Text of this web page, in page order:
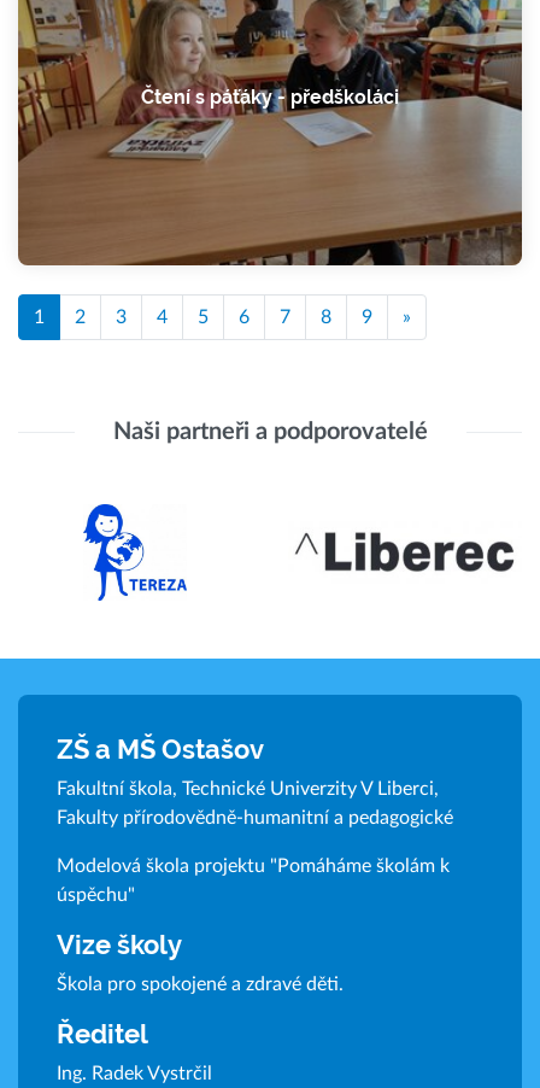
Čtení s páťáky - předškoláci
1 2 3 4 5 6 7 8 9 »
Naši partneři a podporovatelé
ZŠ a MŠ Ostašov
Fakultní škola, Technické Univerzity V Liberci,
Fakulty přírodovědně-humanitní a pedagogické
Modelová škola projektu "Pomáháme školám k
úspěchu"
Vize školy
Škola pro spokojené a zdravé děti.
Ředitel
Ing. Radek Vystrčil